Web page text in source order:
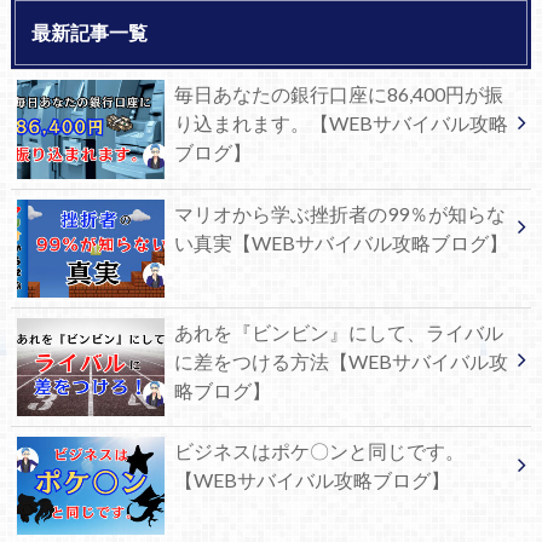
最新記事一覧
毎日あなたの銀行口座に86,400円が振
り込まれます。【WEBサバイバル攻略
ブログ】
マリオから学ぶ挫折者の99％が知らな
い真実【WEBサバイバル攻略ブログ】
あれを『ビンビン』にして、ライバル
に差をつける方法【WEBサバイバル攻
略ブログ】
ビジネスはポケ〇ンと同じです。
【WEBサバイバル攻略ブログ】